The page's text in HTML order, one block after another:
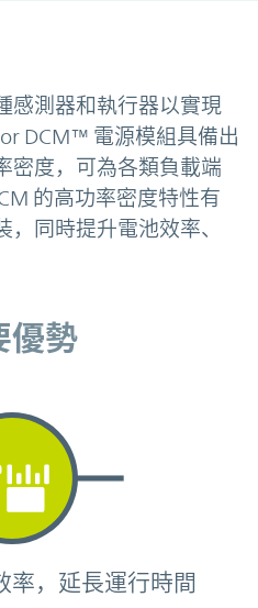
感測器和執行器以實現
DCM™ 電源模組具備出
密度，可為各類負載端
的高功率密度特性有
同時提升電池效率、
優勢
率，延長運行時間